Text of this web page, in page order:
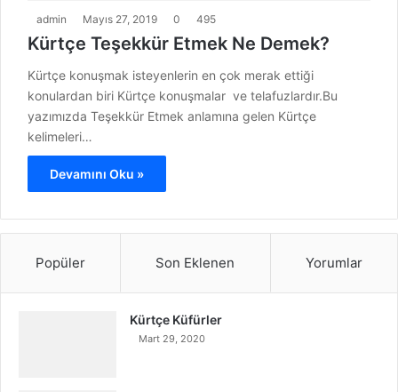
admin Mayıs 27, 2019 0 495
Kürtçe Teşekkür Etmek Ne Demek?
Kürtçe konuşmak isteyenlerin en çok merak ettiği
konulardan biri Kürtçe konuşmalar ve telafuzlardır.Bu
yazımızda Teşekkür Etmek anlamına gelen Kürtçe
kelimeleri…
Devamını Oku »
Popüler Son Eklenen Yorumlar
Kürtçe Küfürler
Mart 29, 2020